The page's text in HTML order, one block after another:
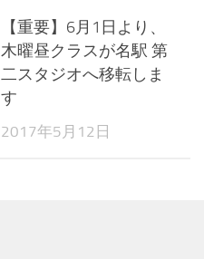
【重要】6月1日より、
木曜昼クラスが名駅 第
二スタジオへ移転しま
す
2017年5月12日